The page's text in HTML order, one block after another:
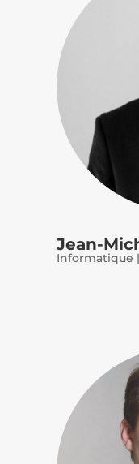
Jean-
Informatique